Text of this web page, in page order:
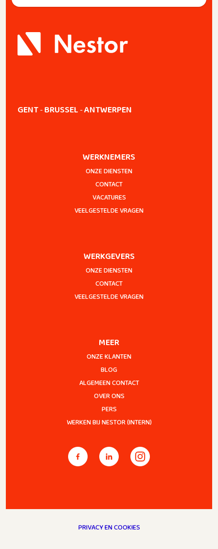
GENT-BRUSSEL-ANTWERPEN
WERKNEMERS
ONZE DIENSTEN
CONTACT
VACATURES
VEELGESTELDE VRAGEN
WERKGEVERS
ONZE DIENSTEN
CONTACT
VEELGESTELDE VRAGEN
MEER
ONZE KLANTEN
BLOG
ALGEMEEN CONTACT
OVER ONS
PERS
WERKEN BIJ NESTOR (INTERN)
PRIVACY EN COOKIES